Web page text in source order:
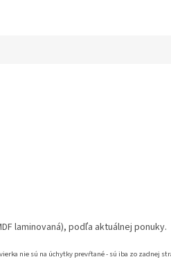
laminovaná), podľa aktuálnej ponuky.
nie sú na úchytky prevŕtané - sú iba zo zadnej